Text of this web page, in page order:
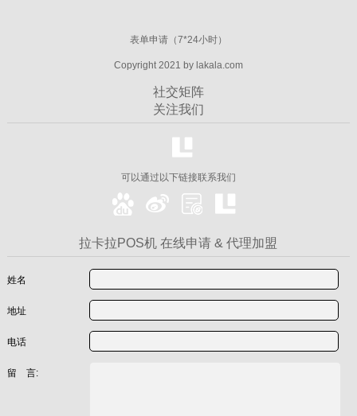
表单申请（7*24小时）
Copyright 2021 by lakala.com
社交矩阵
关注我们
可以通过以下链接联系我们
拉卡拉POS机 在线申请 & 代理加盟
姓名
地址
电话
留 言: